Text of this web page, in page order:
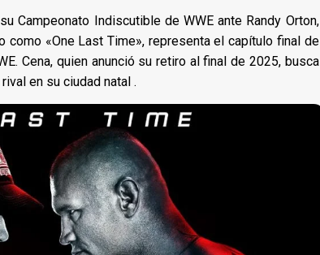
Campeonato Indiscutible de WWE ante Randy Orton,
como «One Last Time», representa el capítulo final de
Cena, quien anunció su retiro al final de 2025, busca
en su ciudad natal .